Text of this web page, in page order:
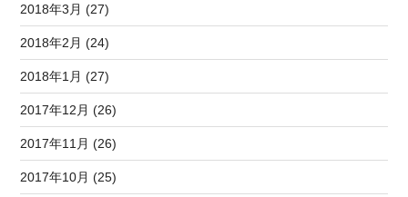
2018年3月 (27)
2018年2月 (24)
2018年1月 (27)
2017年12月 (26)
2017年11月 (26)
2017年10月 (25)